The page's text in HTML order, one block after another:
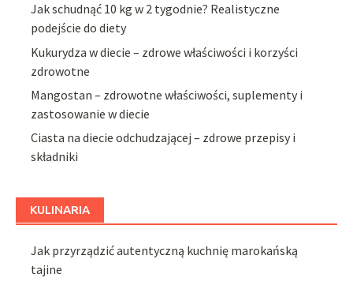
Jak schudnąć 10 kg w 2 tygodnie? Realistyczne
podejście do diety
Kukurydza w diecie – zdrowe właściwości i korzyści
zdrowotne
Mangostan – zdrowotne właściwości, suplementy i
zastosowanie w diecie
Ciasta na diecie odchudzającej – zdrowe przepisy i
składniki
KULINARIA
Jak przyrządzić autentyczną kuchnię marokańską
tajine